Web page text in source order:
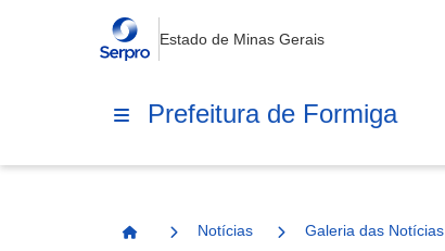
Estado de Minas Gerais
Prefeitura de Formiga
Página Inicial
Notícias Galeria das Notícias